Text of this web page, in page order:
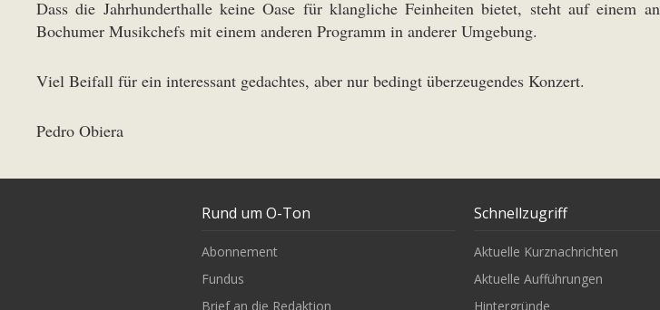
Dass die Jahrhunderthalle keine Oase für klangliche Feinheiten bietet, steht auf einem
Bochumer Musikchefs mit einem anderen Programm in anderer Umgebung.
Viel Beifall für ein interessant gedachtes, aber nur bedingt überzeugendes Konzert.
Pedro Obiera
Rund um O-Ton
Abonnement
Fundus
Brief an die Redaktion
Schnellzugriff
Aktuelle Kurznachrichten
Aktuelle Aufführungen
Hintergründe